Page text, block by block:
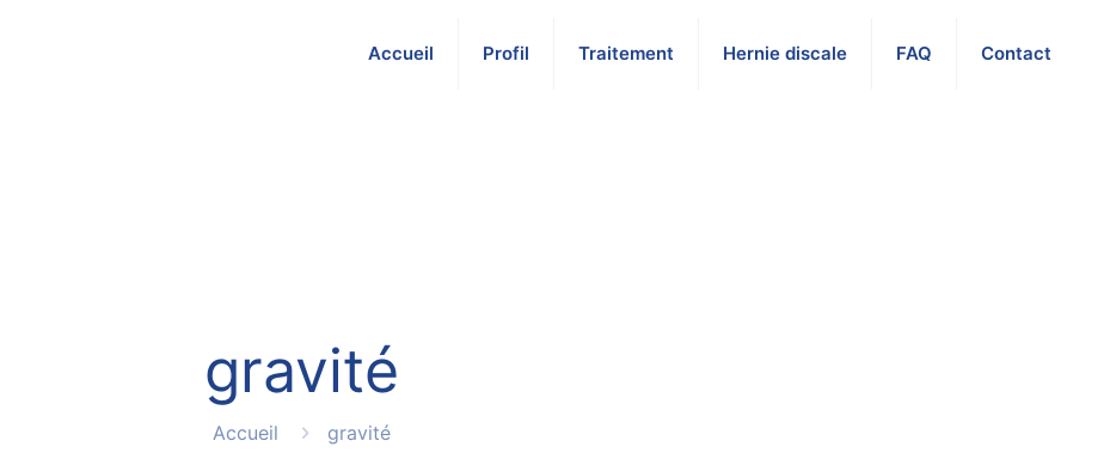
Accueil Profil Traitement Hernie discale FAQ Contact
gravité
Accueil gravité